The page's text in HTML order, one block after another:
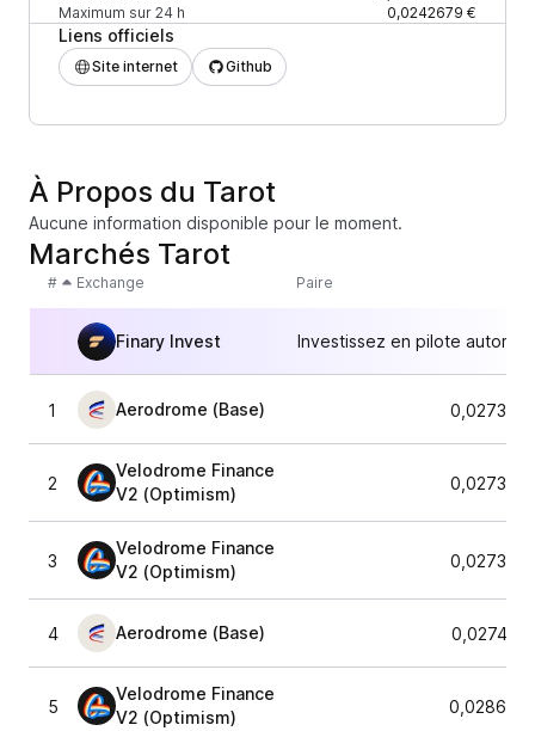
Maximum sur 24 h
0,0242679 €
Liens officiels
Site internet Github
À Propos du Tarot
Aucune information disponible pour le moment.
Marchés Tarot
# Exchange Paire
Finary Invest Investissez en pilote
1 Aerodrome (Base)
2
Velodrome Finance
V2 (Optimism)
3
Velodrome Finance
V2 (Optimism)
4 Aerodrome (Base)
5
Velodrome Finance
V2 (Optimism)